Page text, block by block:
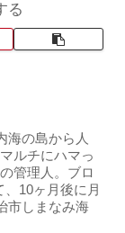
る
海の島から人
ルチにハマっ
管理人。ブロ
10ヶ月後に月
市しまなみ海